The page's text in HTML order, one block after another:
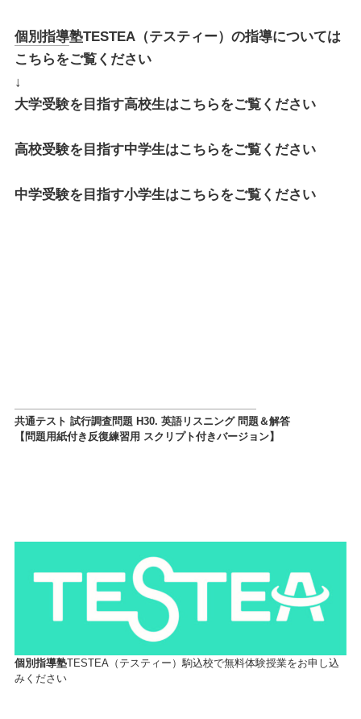
個別指導塾TESTEA（テスティー）の指導については
こちらをご覧ください
↓
大学受験を目指す高校生はこちらをご覧ください
高校受験を目指す中学生はこちらをご覧ください
中学受験を目指す小学生はこちらをご覧ください
共通テスト 試行調査問題 H30. 英語リスニング 問題＆解答
【問題用紙付き反復練習用 スクリプト付きバージョン】
個別指導塾TESTEA（テスティー）駒込校で無料体験授業をお申し込
みください